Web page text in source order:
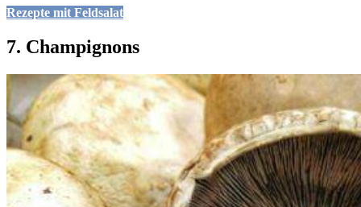
Rezepte mit Feldsalat
7. Champignons